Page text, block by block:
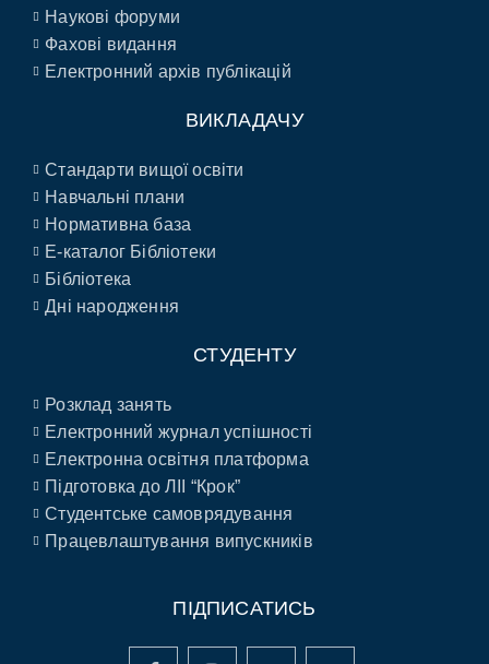
Наукові форуми
Фахові видання
Електронний архів публікацій
ВИКЛАДАЧУ
Стандарти вищої освіти
Навчальні плани
Нормативна база
E-каталог Бібліотеки
Бібліотека
Дні народження
СТУДЕНТУ
Розклад занять
Електронний журнал успішності
Електронна освітня платформа
Підготовка до ЛІІ “Крок”
Студентське самоврядування
Працевлаштування випускників
ПІДПИСАТИСЬ